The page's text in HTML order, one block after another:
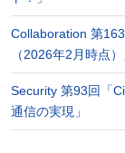
Collaboration 第
（2026年2月時点）
Security 第93回「
通信の実現」